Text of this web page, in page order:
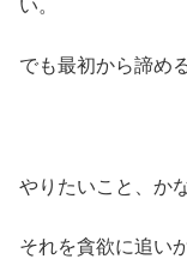
い。
でも最初から諦め
やりたいこと、か
それを貪欲に追い